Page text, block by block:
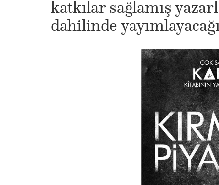
katkılar sağlamış
dahilinde